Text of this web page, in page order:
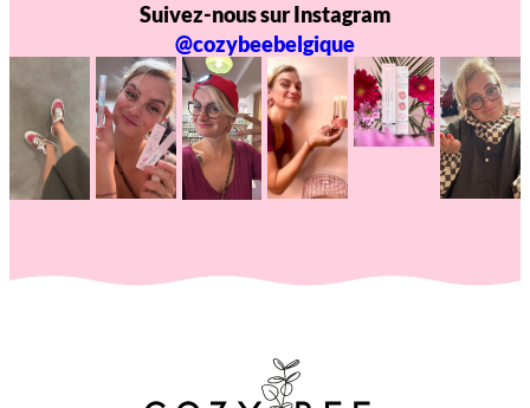
Suivez-nous sur Instagram
@cozybeebelgique